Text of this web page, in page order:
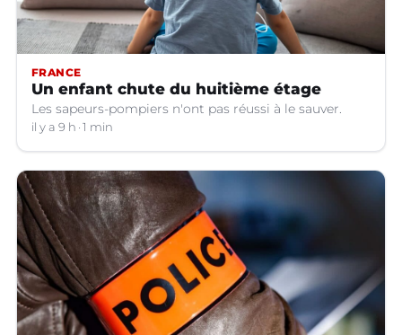
FRANCE
Un enfant chute du huitième étage
Les sapeurs-pompiers n'ont pas réussi à le sauver.
il y a 9 h 1 min